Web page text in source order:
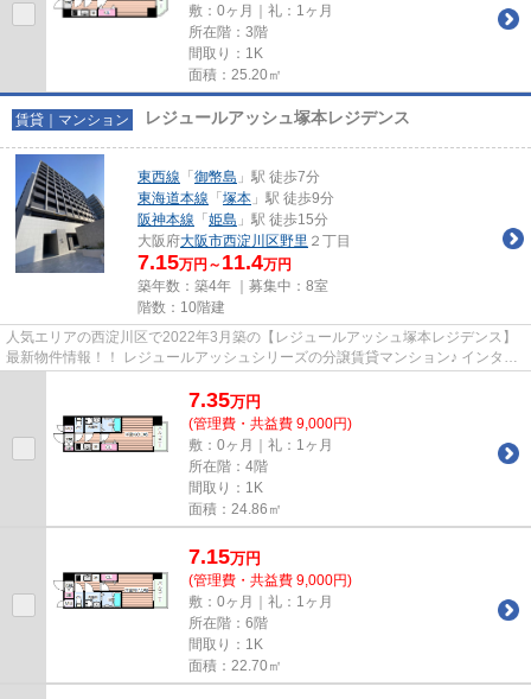
敷：0ヶ月｜礼：1ヶ月
所在階：3階
間取り：1K
面積：25.20㎡
賃貸｜マンション レジュールアッシュ塚本レジデンス
東西線 「 御幣島 」駅 徒歩7分
東海道本線 「 塚本 」駅 徒歩9分
阪神本線 「 姫島 」駅 徒歩15分
大阪府大阪市西淀川区野里 ２丁目
7.15万円～ 11.4万円
築年数：築4年 ｜募集中： 8室
階数：10階建
人気エリアの西淀川区で2022年3月築の【レジュールアッシュ塚本レジデンス】
最新物件情報！！ レジュールアッシュシリーズの分譲賃貸マンション♪ インター
7.35万円
(管理費・共益費 9,000円)
敷：0ヶ月｜礼：1ヶ月
所在階：4階
間取り：1K
面積：24.86㎡
7.15万円
(管理費・共益費 9,000円)
敷：0ヶ月｜礼：1ヶ月
所在階：6階
間取り：1K
面積：22.70㎡